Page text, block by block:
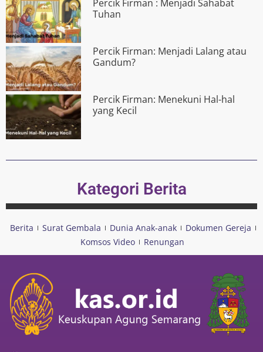
Percik Firman : Menjadi Sahabat
Tuhan
Percik Firman: Menjadi Lalang atau
Gandum?
Percik Firman: Menekuni Hal-hal
yang Kecil
Kategori Berita
Berita Surat Gembala Dunia Anak-anak
Dokumen Gereja
Komsos Video
Renungan